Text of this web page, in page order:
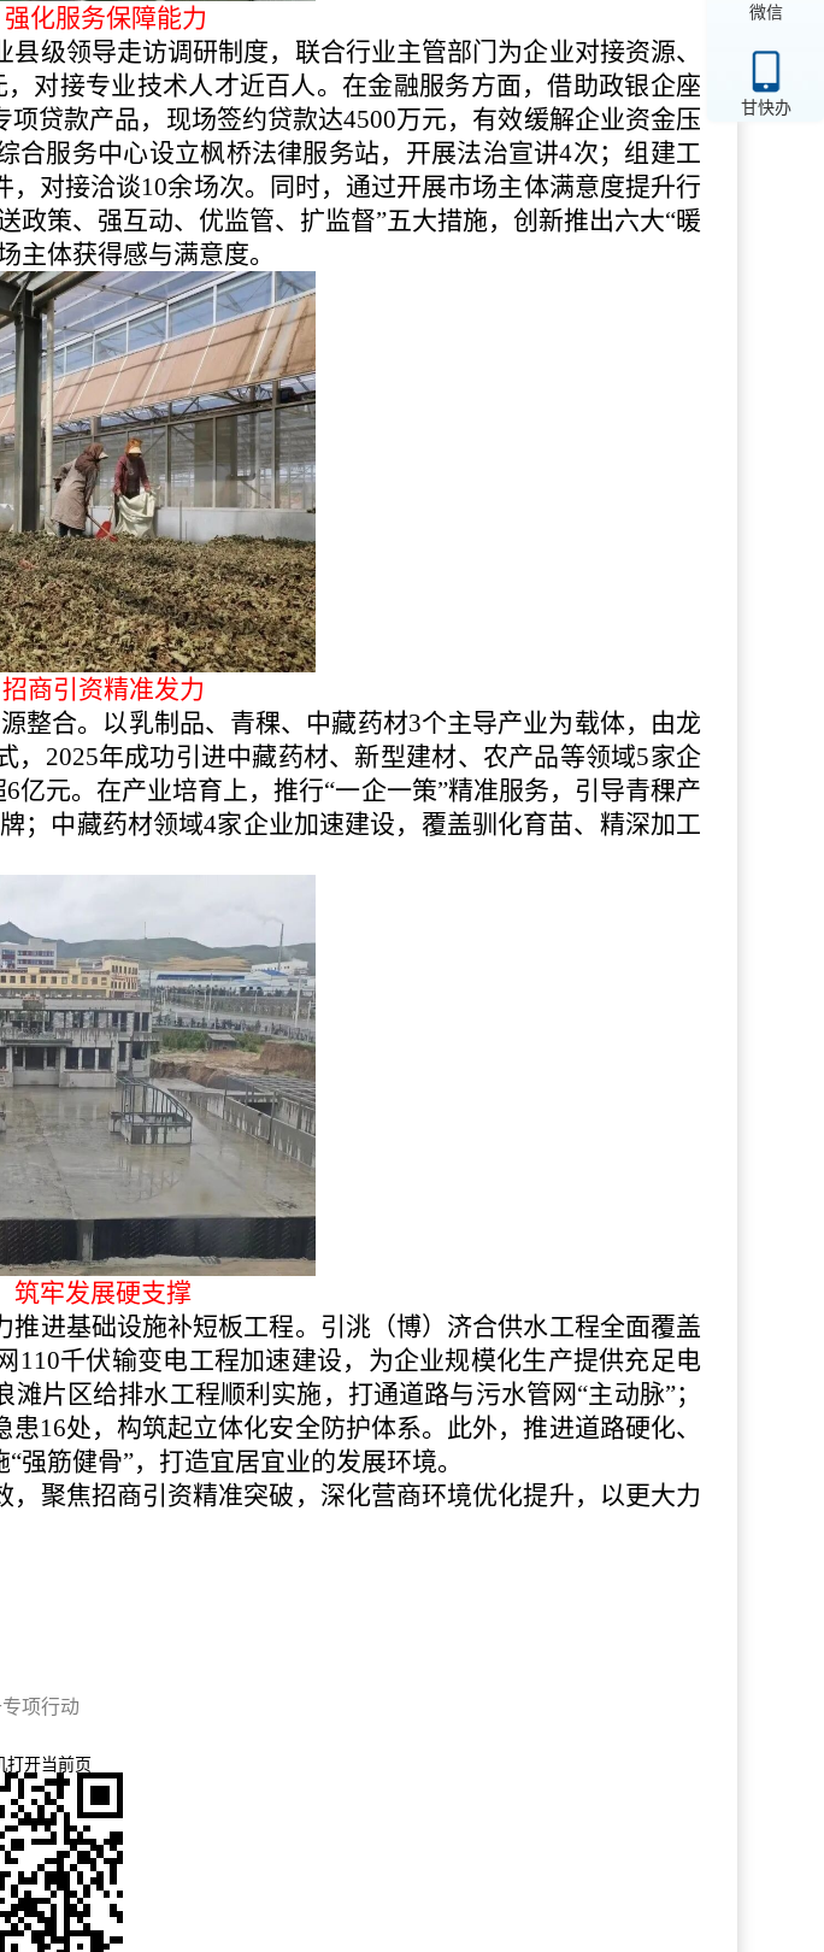
微信
甘快办
强化服务保障能力
级领导走访调研制度，联合行业主管部门为企业对接资源、
，对接专业技术人才近百人。在金融服务方面，借助政银企座
贷款产品，现场签约贷款达4500万元，有效缓解企业资金压
服务中心设立枫桥法律服务站，开展法治宣讲4次；组建工
对接洽谈10余场次。同时，通过开展市场主体满意度提升行
策、强互动、优监管、扩监督”五大措施，创新推出六大“暖
主体获得感与满意度。
商引资精准发力
整合。以乳制品、青稞、中藏药材3个主导产业为载体，由龙
2025年成功引进中藏药材、新型建材、农产品等领域5家企
元。在产业培育上，推行“一企一策”精准服务，引导青稞产
；中藏药材领域4家企业加速建设，覆盖驯化育苗、精深加工
筑牢发展硬支撑
进基础设施补短板工程。引洮（博）济合供水工程全面覆盖
110千伏输变电工程加速建设，为企业规模化生产提供充足电
片区给排水工程顺利实施，打通道路与污水管网“主动脉”；
16处，构筑起立体化安全防护体系。此外，推进道路硬化、
筋健骨”，打造宜居宜业的发展环境。
聚焦招商引资精准突破，深化营商环境优化提升，以更大力
项行动
打开当前页